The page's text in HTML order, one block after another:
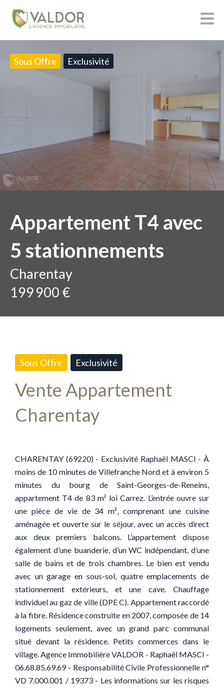
Sous Offre Exclusivité
Appartement T4 avec
5 stationnements
Charentay
199 900 €
Sous Offre Exclusivité
Vente Appartement
Charentay
CHARENTAY (69220) - Exclusivité Raphaël MASCI - À
moins de 10 minutes de Villefranche Nord et à environ 5
minutes du bourg de Saint-Georges-de-Reneins,
appartement T4 de 83 m² loi Carrez. L’entrée ouvre sur
une pièce de vie de 34 m², comprenant une cuisine
aménagée et ouverte sur le séjour, avec un accès direct
aux deux premiers balcons. L’appartement dispose
également d’une buanderie, d’un WC indépendant, d’une
salle de bains et de trois chambres. Le bien est vendu
avec un garage en sous-sol, quatre emplacements de
stationnement extérieurs, et une cave. Chauffage
individuel au gaz de ville (DPE C). Appartement raccordé
à la fibre. Résidence construite en 2007, composée de 14
logements seulement, avec un grand parc communal
situé devant la résidence. Petits commerces dans le
village. Agence Immobilière VALDOR - Raphaël MASCI -
06.68.85.69.69 - Responsabilité Civile Professionnelle n°
VD 7.000.001 / 19373 - Les informations sur les risques